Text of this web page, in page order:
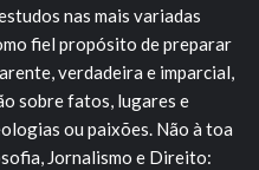
nas mais variadas
fiel propósito de preparar
verdadeira e imparcial,
sobre fatos, lugares e
ou paixões. Não à toa
Jornalismo e Direito: